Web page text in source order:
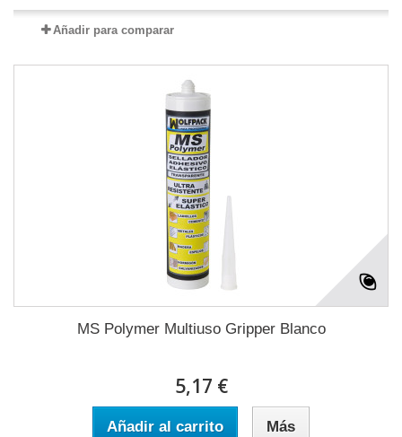
Añadir para comparar
MS Polymer Multiuso Gripper Blanco
5,17 €
Añadir al carrito Más